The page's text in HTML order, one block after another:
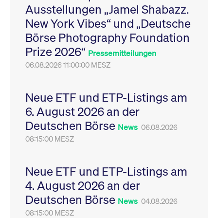
Ausstellungen „Jamel Shabazz.
New York Vibes“ und „Deutsche
Börse Photography Foundation
Prize 2026“ Pressemitteilungen
06.08.2026 11:00:00 MESZ
Neue ETF und ETP-Listings am
6. August 2026 an der
Deutschen Börse News 06.08.2026
08:15:00 MESZ
Neue ETF und ETP-Listings am
4. August 2026 an der
Deutschen Börse News 04.08.2026
08:15:00 MESZ
Leistung der Website
zu messen. Es handelt
sich um ein Muster-
Cookie, bei dem auf
das Präfix _pk_ses
eine kurze Reihe von
VISITOR_PRIVACY_METADATA
YouTube
.youtube.com
6
Monate
Dieses Cookie dient
Speicherung der
Einwilligungs- und
des Nutzers für ihre
Interaktion mit der
Sitzungen geehrt